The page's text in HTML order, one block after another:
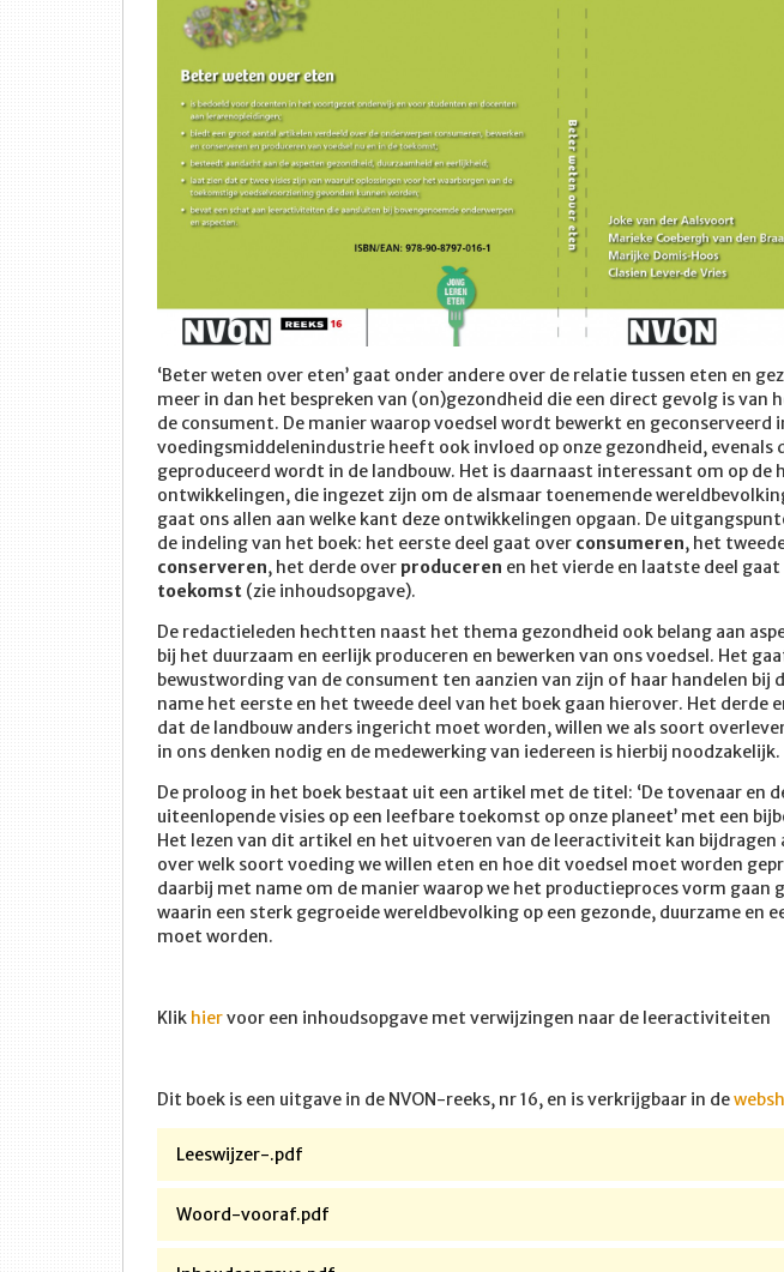
‘Beter weten over eten’ gaat onder andere over de relatie tussen eten en
meer in dan het bespreken van (on)gezondheid die een direct gevolg is van
de consument. De manier waarop voedsel wordt bewerkt en geconserveerd
voedingsmiddelenindustrie heeft ook invloed op onze gezondheid, evenals
geproduceerd wordt in de landbouw. Het is daarnaast interessant om op de
ontwikkelingen, die ingezet zijn om de alsmaar toenemende
gaat ons allen aan welke kant deze ontwikkelingen opgaan. De
de indeling van het boek: het eerste deel gaat over consumeren, het
conserveren, het derde over produceren en het vierde en laatste deel
toekomst (zie inhoudsopgave).
De redactieleden hechtten naast het thema gezondheid ook belang aan
bij het duurzaam en eerlijk produceren en bewerken van ons voedsel. Het
bewustwording van de consument ten aanzien van zijn of haar handelen bij
name het eerste en het tweede deel van het boek gaan hierover. Het derde
dat de landbouw anders ingericht moet worden, willen we als soort
in ons denken nodig en de medewerking van iedereen is hierbij noodzakelijk.
De proloog in het boek bestaat uit een artikel met de titel: ‘De tovenaar en
uiteenlopende visies op een leefbare toekomst op onze planeet’ met een
Het lezen van dit artikel en het uitvoeren van de leeractiviteit kan
over welk soort voeding we willen eten en hoe dit voedsel moet worden
daarbij met name om de manier waarop we het productieproces vorm gaan
waarin een sterk gegroeide wereldbevolking op een gezonde, duurzame en
moet worden.
Klik hiervoor een inhoudsopgave met verwijzingen naar de leeractiviteiten
Dit boek is een uitgave in de NVON-reeks, nr 16, en is verkrijgbaar in de
Leeswijzer-.pdf
Woord-vooraf.pdf